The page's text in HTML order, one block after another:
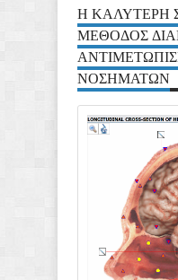
Η ΚΑΛΥΤΕΡΗ
ΜΕΘΟΔΟΣ
ΝΟΣΗΜΑΤΩΝ